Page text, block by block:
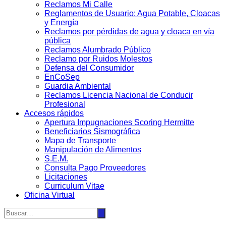
Reclamos Mi Calle
Reglamentos de Usuario: Agua Potable, Cloacas
y Energía
Reclamos por pérdidas de agua y cloaca en vía
pública
Reclamos Alumbrado Público
Reclamo por Ruidos Molestos
Defensa del Consumidor
EnCoSep
Guardia Ambiental
Reclamos Licencia Nacional de Conducir
Profesional
Accesos rápidos
Apertura Impugnaciones Scoring Hermitte
Beneficiarios Sismográfica
Mapa de Transporte
Manipulación de Alimentos
S.E.M.
Consulta Pago Proveedores
Licitaciones
Curriculum Vitae
Oficina Virtual